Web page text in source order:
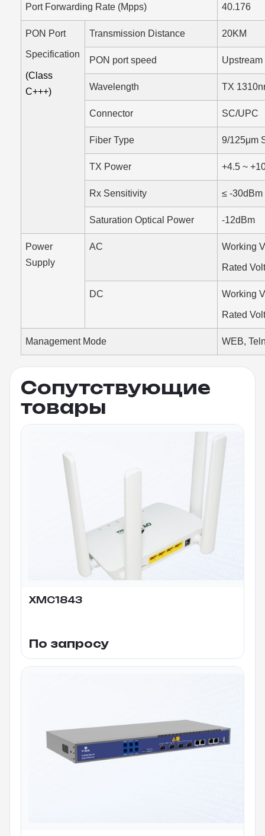
Port Forwarding Rate (Mpps) 40.176
PON Port
Specification
(Class
C+++)
Transmission Distance 20KM
PON port speed
Wavelength TX
Connector SC/UPC
Fiber Type 9/125μm
TX Power +4.5 ~
Rx Sensitivity ≤ -30dBm
Saturation Optical Power -12dBm
Power
Supply
AC Working
Rated
DC Working
Rated
Management Mode WEB,
Сопутствующие
товары
XMC1843
По запросу